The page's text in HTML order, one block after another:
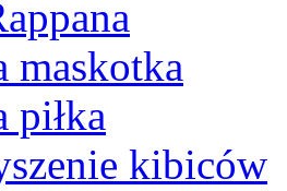
maskotka
piłka
kibiców